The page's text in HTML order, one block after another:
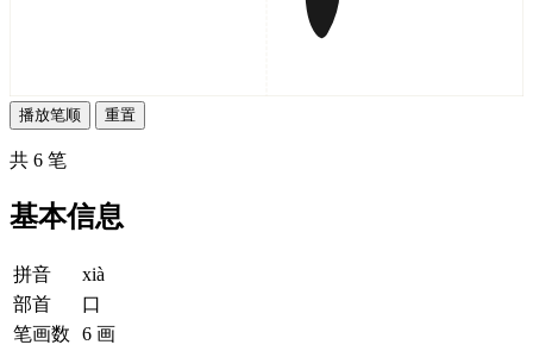
播放笔顺 重置
共 6 笔
基本信息
拼音
xià
部首
口
笔画数
6 画